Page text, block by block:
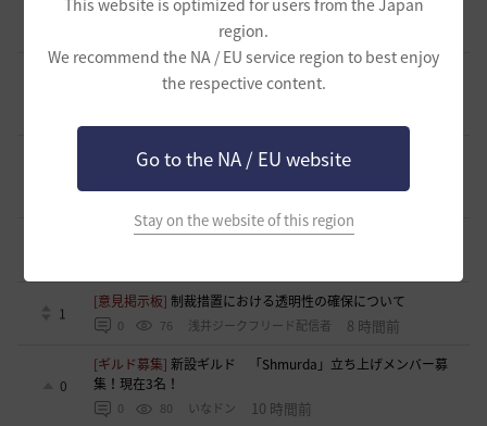
This website is optimized for users from the Japan
region.
We recommend the NA / EU service region to best enjoy
the respective content.
Go to the NA / EU website
Stay on the website of this region
メンバー募集中！
柳と篝火 6 時間前
[ギルド募集] ほのぼの生活ギルド「天狐もふもふ」メンバー
募集中です(〃･ω･ﾉ)ﾉ 💕
[ギルド募集]【はむちゃっぷ】挨拶『非推奨』🐾 気遣いスト
レス0%で給料MAXとバフを吸える「特大の器」
[意見掲示板]「制裁」という言葉が与える印象について
1
[意見掲示板]制裁措置における透明性の確保について
0 76 浅井ジークフリード配信者 8 時間前
0
[ギルド募集]新設ギルド 「Shmurda」立ち上げメンバー募
集！現在3名！
0 80 いなドン 10 時間前